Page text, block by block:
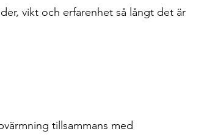
vikt och erfarenhet så långt det är
tillsammans med